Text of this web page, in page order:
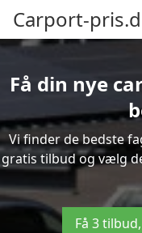
Carport-
Få din nye
Vi finder de bedste
gratis tilbud og vælg
Få 3